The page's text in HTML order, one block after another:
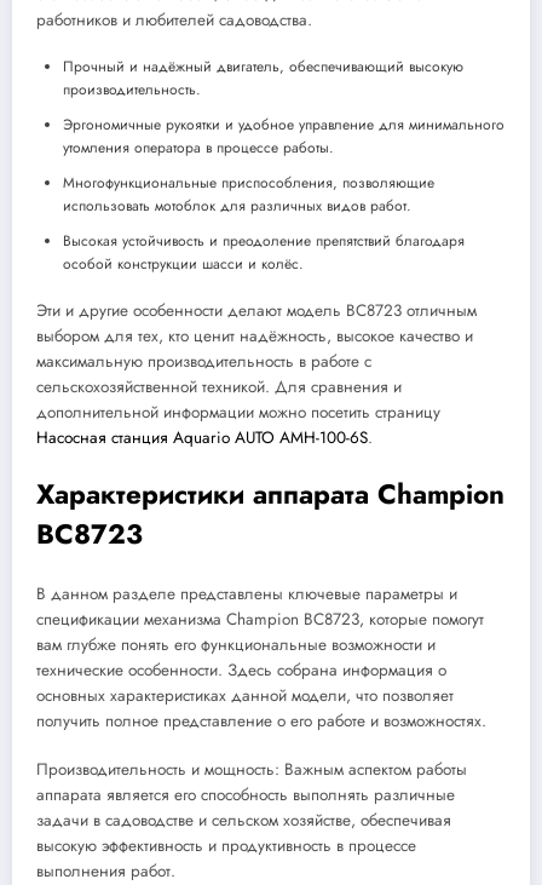
работников и любителей садоводства.
Прочный и надёжный двигатель, обеспечивающий высокую
производительность.
Эргономичные рукоятки и удобное управление для минимального
утомления оператора в процессе работы.
Многофункциональные приспособления, позволяющие
использовать мотоблок для различных видов работ.
Высокая устойчивость и преодоление препятствий благодаря
особой конструкции шасси и колёс.
Эти и другие особенности делают модель BC8723 отличным
выбором для тех, кто ценит надёжность, высокое качество и
максимальную производительность в работе с
сельскохозяйственной техникой. Для сравнения и
дополнительной информации можно посетить страницу
Насосная станция Aquario AUTO AMH-100-6S.
Характеристики аппарата Champion
BC8723
В данном разделе представлены ключевые параметры и
спецификации механизма Champion BC8723, которые помогут
вам глубже понять его функциональные возможности и
технические особенности. Здесь собрана информация о
основных характеристиках данной модели, что позволяет
получить полное представление о его работе и возможностях.
Производительность и мощность: Важным аспектом работы
аппарата является его способность выполнять различные
задачи в садоводстве и сельском хозяйстве, обеспечивая
высокую эффективность и продуктивность в процессе
выполнения работ.